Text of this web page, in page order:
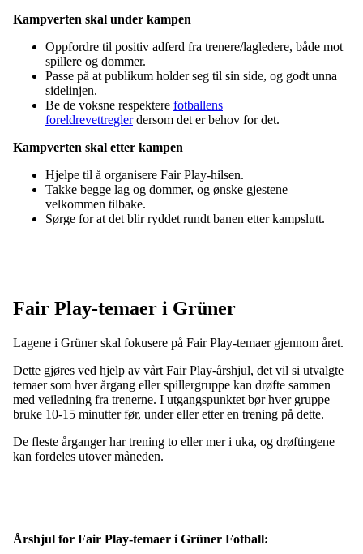
Kampverten skal under kampen
Oppfordre til positiv adferd fra trenere/lagledere, både mot
spillere og dommer.
Passe på at publikum holder seg til sin side, og godt unna
sidelinjen.
Be de voksne respektere fotballens
foreldrevettreglerdersom det er behov for det.
Kampverten skal etter kampen
Hjelpe til å organisere Fair Play-hilsen.
Takke begge lag og dommer, og ønske gjestene
velkommen tilbake.
Sørge for at det blir ryddet rundt banen etter kampslutt.
Fair Play-temaer i Grüner
Lagene i Grüner skal fokusere på Fair Play-temaer gjennom året.
Dette gjøres ved hjelp av vårt Fair Play-årshjul, det vil si utvalgte
temaer som hver årgang eller spillergruppe kan drøfte sammen
med veiledning fra trenerne. I utgangspunktet bør hver gruppe
bruke 10-15 minutter før, under eller etter en trening på dette.
De fleste årganger har trening to eller mer i uka, og drøftingene
kan fordeles utover måneden.
Årshjul for Fair Play-temaer i Grüner Fotball: